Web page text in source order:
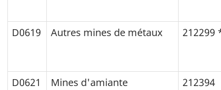
D0619 Autres mines de métaux 212299
D0621 Mines d'amiante 212394